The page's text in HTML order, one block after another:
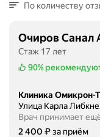
По количеству
Очиров Санал
Стаж 17 лет
90%
Клиника Омикрон-
Улица Карла
Врач принимает
Цена
2400
2 400 ₽за приём